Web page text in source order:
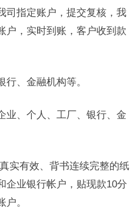
司指定账户，提交复核，我
户，实时到账，客户收到款
、金融机构等。
业、个人、工厂、银行、金
实有效、背书连续完整的纸
企业银行帐户，贴现款10分
。